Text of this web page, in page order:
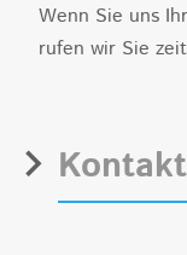
Wenn Sie uns
rufen wir Sie